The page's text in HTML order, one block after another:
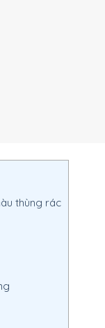
thùng rác